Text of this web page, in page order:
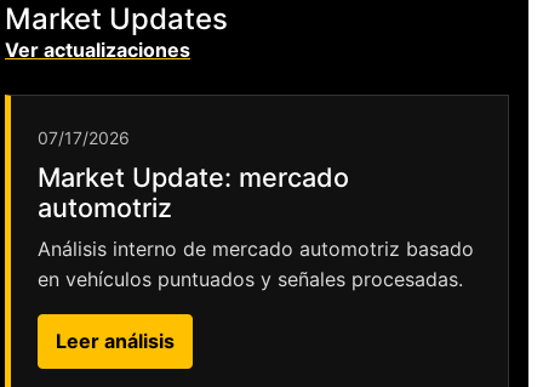
Market Updates
Ver actualizaciones
07/17/2026
Market Update: mercado
automotriz
Análisis interno de mercado automotriz basado
en vehículos puntuados y señales procesadas.
Leer análisis